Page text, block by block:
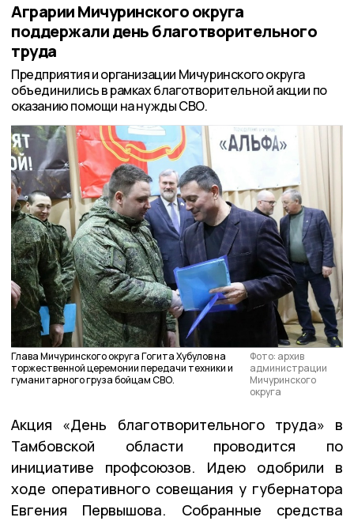
Аграрии Мичуринского округа
поддержали день благотворительного
труда
Предприятия и организации Мичуринского округа
объединились в рамках благотворительной акции по
оказанию помощи на нужды СВО.
Глава Мичуринского округа Гогита Хубулов на
торжественной церемонии передачи техники и
гуманитарного груза бойцам СВО.
Фото: архив
администрации
Мичуринского
округа
Акция «День благотворительного труда» в
Тамбовской области проводится по
инициативе профсоюзов. Идею одобрили в
ходе оперативного совещания у губернатора
Евгения Первышова. Собранные средства